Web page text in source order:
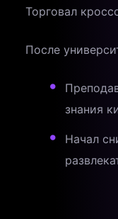
Торговал
После
знания
Начал